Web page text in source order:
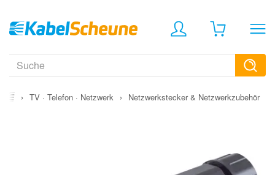
› TV · Telefon · Netzwerk › Netzwerkstecker & Netzwerkzubehör